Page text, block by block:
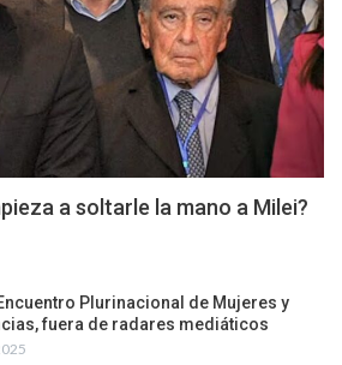
a soltarle la mano a Milei?
Plurinacional de Mujeres y
fuera de radares mediáticos